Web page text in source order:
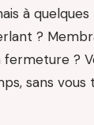
à
?
?
sans